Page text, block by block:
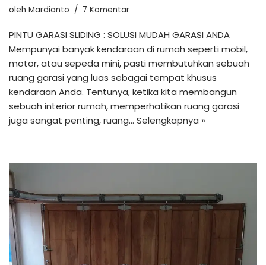
oleh Mardianto 7 Komentar
PINTU GARASI SLIDING : SOLUSI MUDAH GARASI ANDA
Mempunyai banyak kendaraan di rumah seperti mobil,
motor, atau sepeda mini, pasti membutuhkan sebuah
ruang garasi yang luas sebagai tempat khusus
kendaraan Anda. Tentunya, ketika kita membangun
sebuah interior rumah, memperhatikan ruang garasi
juga sangat penting, ruang… Selengkapnya »